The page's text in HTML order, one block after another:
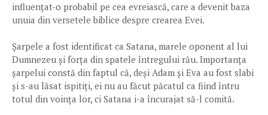
influențat-o probabil pe cea evreiască, care a devenit baza
unuia din versetele biblice despre crearea Evei.
Șarpele a fost identificat ca Satana, marele oponent al lui
Dumnezeu și forța din spatele întregului rău. Importanța
șarpelui constă din faptul că, deși Adam și Eva au fost slabi
și s-au lăsat ispitiți, ei nu au făcut păcatul ca fiind întru
totul din voința lor, ci Satana i-a încurajat să-l comită.